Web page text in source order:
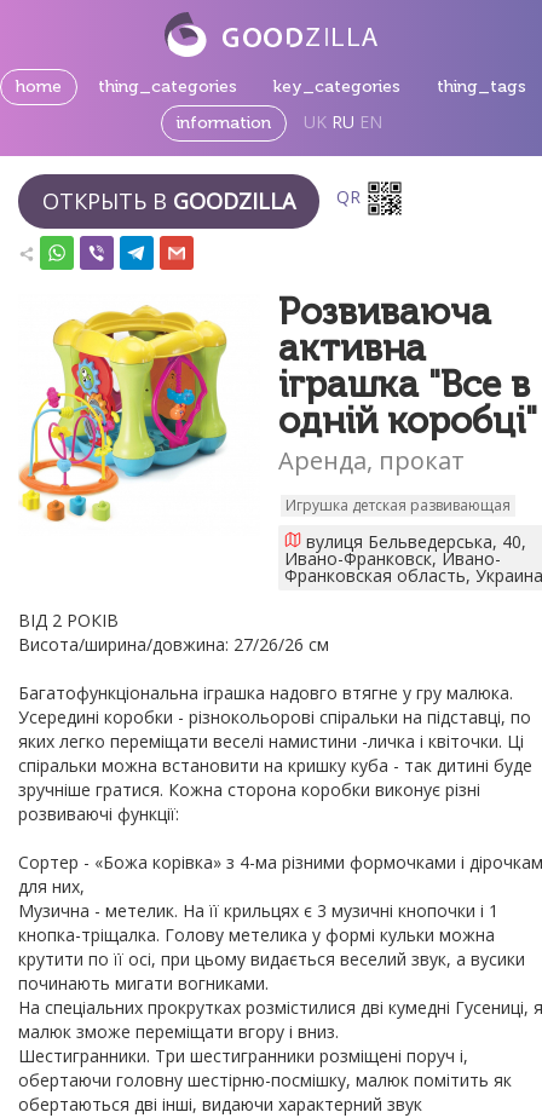
home thing_categories key_categories
thing_tags
information
UK RU EN
ОТКРЫТЬ В GOODZILLA QR
Розвиваюча
активна
іграшка "Все в
одній коробці"
Аренда, прокат
Игрушка детская развивающая
вулиця Бельведерська, 40,
Ивано-Франковск, Ивано-
Франковская область, Украина
ВІД 2 РОКІВ
Висота/ширина/довжина: 27/26/26 см
Багатофункціональна іграшка надовго втягне у гру малюка.
Усередині коробки - різнокольорові спіральки на підставці, по
яких легко переміщати веселі намистини -личка і квіточки. Ці
спіральки можна встановити на кришку куба - так дитині буде
зручніше гратися. Кожна сторона коробки виконує різні
розвиваючі функції:
Сортер - «Божа корівка» з 4-ма різними формочками і
для них,
Музична - метелик. На її крильцях є 3 музичні кнопочки і 1
кнопка-тріщалка. Голову метелика у формі кульки можна
крутити по її осі, при цьому видається веселий звук, а вусики
починають мигати вогниками.
На спеціальних прокрутках розмістилися дві кумедні Гусениці,
малюк зможе переміщати вгору і вниз.
Шестигранники. Три шестигранники розміщені поруч і,
обертаючи головну шестірню-посмішку, малюк помітить як
обертаються дві інші, видаючи характерний звук